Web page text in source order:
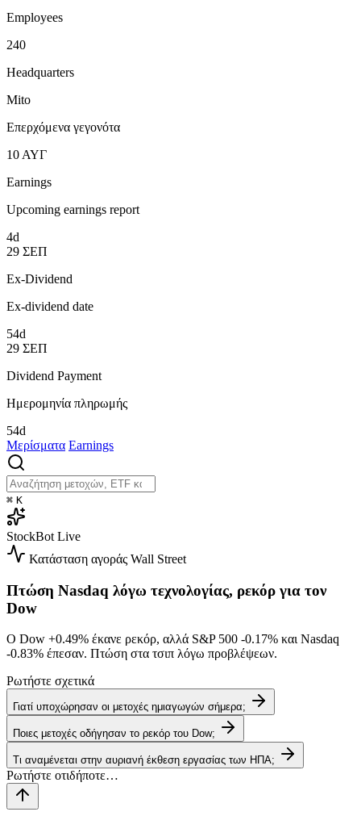
Employees
240
Headquarters
Mito
Επερχόμενα γεγονότα
10 ΑΥΓ
Earnings
Upcoming earnings report
4d
29 ΣΕΠ
Ex-Dividend
Ex-dividend date
54d
29 ΣΕΠ
Dividend Payment
Ημερομηνία πληρωμής
54d
Μερίσματα Earnings
⌘ K
StockBot Live
Κατάσταση αγοράς Wall Street
Πτώση Nasdaq λόγω τεχνολογίας, ρεκόρ για τον
Dow
Ο Dow +0.49% έκανε ρεκόρ, αλλά S&P 500 -0.17% και Nasdaq
-0.83% έπεσαν. Πτώση στα τσιπ λόγω προβλέψεων.
Ρωτήστε σχετικά
Γιατί υποχώρησαν οι μετοχές ημιαγωγών σήμερα;
Ποιες μετοχές οδήγησαν το ρεκόρ του Dow;
Τι αναμένεται στην αυριανή έκθεση εργασίας των ΗΠΑ;